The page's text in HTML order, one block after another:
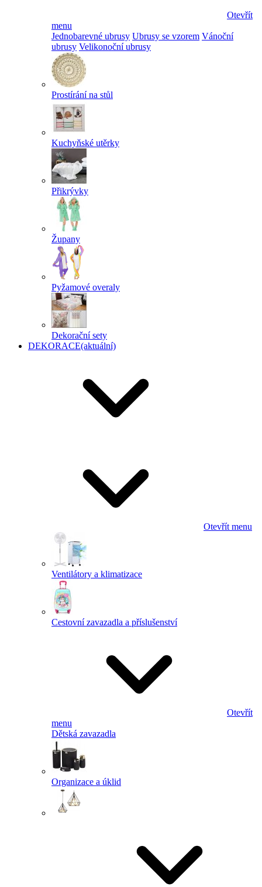
Otevřít
menu
Jednobarevné ubrusy Ubrusy se vzorem Vánoční
ubrusy Velikonoční ubrusy
Prostírání na stůl
Kuchyňské utěrky
Přikrývky
Župany
Pyžamové overaly
Dekorační sety
DEKORACE(aktuální)
Otevřít menu
Ventilátory a klimatizace
Cestovní zavazadla a příslušenství
Otevřít
menu
Dětská zavazadla
Organizace a úklid